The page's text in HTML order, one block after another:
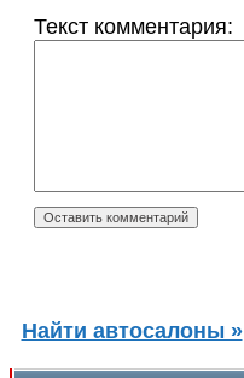
Текст комментария:
Найти автосалоны »